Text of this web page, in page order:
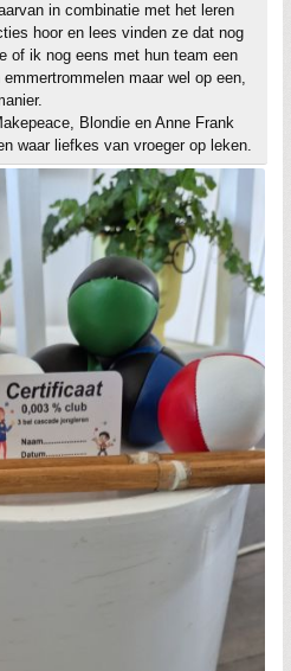
in combinatie met het leren
hoor en lees vinden ze dat nog
of ik nog eens met hun team een
maar wel op een,
Blondie en Anne Frank
waar liefkes van vroeger op leken.